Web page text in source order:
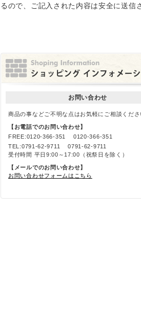
るので、ご記入された内容は安全に送信
お問い合わせ
商品の事などご不明な点はお気軽にご相談くださ
【お電話でのお問い合わせ】
FREE:0120-366-351
0120-366-351
TEL:0791-62-9711
0791-62-9711
受付時間 平日9:00～17:00（祝祭日を除く）
【メールでのお問い合わせ】
お問い合わせフォームはこちら